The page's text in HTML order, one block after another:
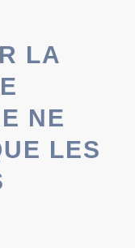
LA
NE
LES